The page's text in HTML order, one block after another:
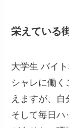
栄えている
大学生 バイ
シャレに働く
えますが、自
そして毎日ハ